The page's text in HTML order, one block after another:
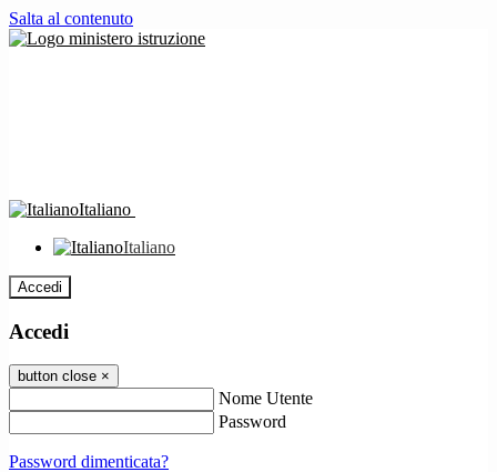
Salta al contenuto
Italiano
Italiano
Accedi
Accedi
button close ×
Nome Utente
Password
Password dimenticata?